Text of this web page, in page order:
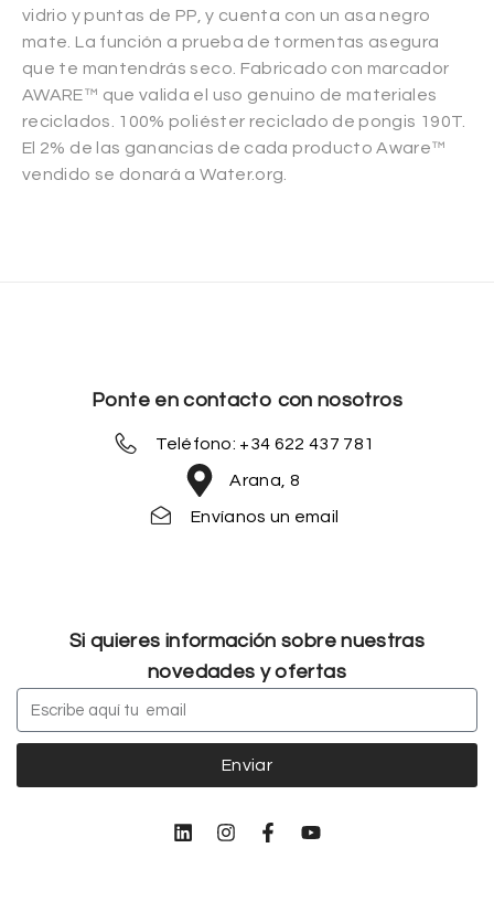
vidrio y puntas de PP, y cuenta con un asa negro
mate. La función a prueba de tormentas asegura
que te mantendrás seco. Fabricado con marcador
AWARE™ que valida el uso genuino de materiales
reciclados. 100% poliéster reciclado de pongis 190T.
El 2% de las ganancias de cada producto Aware™
vendido se donará a Water.org.
Ponte en contacto con nosotros
Teléfono: +34 622 437 781
Arana, 8
Envíanos un email
Si quieres información sobre nuestras
novedades y ofertas
Enviar